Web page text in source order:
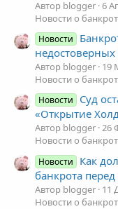
Автор blogger 6
Новости о
Новости
Автор blogger 19
Новости о
Новости
Суд
«Открытие
Автор blogger 26
Новости о
Новости
Как
банкрота
Автор blogger 11
Новости о